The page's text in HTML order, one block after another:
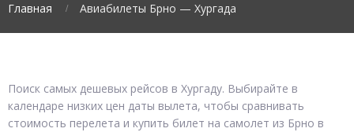
Главная Авиабилеты Брно — Хургада
Поиск самых дешевых рейсов в Хургаду. Выбирайте в
календаре низких цен даты вылета, чтобы сравнивать
стоимость перелета и купить билет на самолет из Брно в